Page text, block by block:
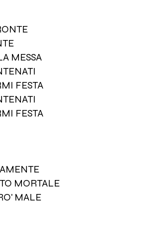
MESSA
FESTA
FESTA
MORTALE
MALE